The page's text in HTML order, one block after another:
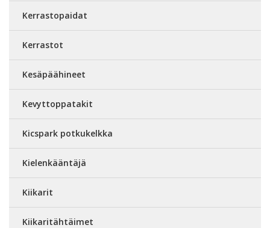
Kerrastopaidat
Kerrastot
Kesäpäähineet
Kevyttoppatakit
Kicspark potkukelkka
Kielenkääntäjä
Kiikarit
Kiikaritähtäimet